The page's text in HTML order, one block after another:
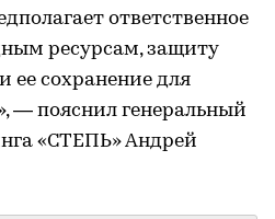
ответственное
ресурсам, защиту
сохранение для
— пояснил генеральный
«СТЕПЬ» Андрей